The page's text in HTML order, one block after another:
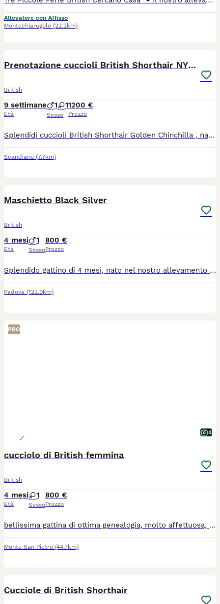
Allevatore con Affisso
Montechiarugolo (22.2km)
Prenotazione cuccioli British Shorthair NY12
British
9 settimane
Età
1 1
Sesso
1200 €
Prezzo
Splendidi cuccioli British Shorthair Golden Chinchilla , nati il 1.06.26 , pronti per andare in una nuova famiglia i primi di settembre. I gattini crescono in un ambiente familiare, sono abituati alla lettiera, tira graffi e godono di ottima salute. Verranno ceduti muniti di : -Libretto sanitario. -Ciclo di sverminazione completato. -Primi vaccini effettuati. -Certificato medico veterinario di buona salute. -Pedigree ufficiale ENFI -Con i microchip inseriti I genitori sono esenti da patologie genetiche , possiedono pedigree d’eccellenza , occhi verdi e sono testati negativi alle principali patologie della razza (PKD, HCM FIV/FeLV),con la posizione riproduttiva ENFI. Gattini disponibili: 1.Gattino British Shorthair N12. Mantello Black Golden Shell (chinchilla) chiarissimo e luminoso, identico ai genitori. 2.Gattina British Shorthair N.12. Mantello Black Golden Shell( chinchilla) dalle caratteristiche morfologiche eccellenti. I cuccioli sono disponibili sia come animale domestico di compagnia , sia da riproduzione.
Scandiano (7.7km)
Maschietto Black Silver
British
4 mesi
Età
1
Sesso
800 €
Prezzo
Splendido gattino di 4 mesi, nato nel nostro allevamento con affisso, cresciuto in ambiente familiare con amore, cura e attenzione alla socializzazione. Il cucciolo viene ceduto con: • Pedigree. • Libretto sanitario. • Due vaccinazioni già effettuate. • Sverminazione eseguita. • Abituato alla lettiera e al tiragraffi. Gattino dolce, affettuoso e giocherellone, in ottima salute e pronto per entrare nella sua nuova famiglia. Nelle foto sono presenti anche mamma e papà, per mostrare le caratteristiche e la tipicità della linea di allevamento. Per maggiori informazioni, altre foto e prezzo, contattatemi.
Padova (122.9km)
PRO
4
cucciolo di British femmina
British
4 mesi
Età
1
Sesso
800 €
Prezzo
bellissima gattina di ottima genealogia, molto affettuosa, visibile con la madre, abituata alla lettiera
Monte San Pietro (44.7km)
Cucciole di British Shorthair